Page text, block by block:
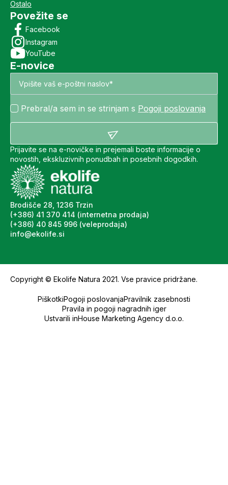
Ostalo
Povežite se
Facebook
Instagram
YouTube
E-novice
Prebral/a sem in se strinjam s Pogoji poslovanja
Prijavite se na e-novičke in prejemali boste informacije o
novostih, ekskluzivnih ponudbah in posebnih dogodkih.
Brodišče 28, 1236 Trzin
(+386) 41 370 414 (internetna prodaja)
(+386) 40 845 996 (veleprodaja)
info@ekolife.si
Copyright © Ekolife Natura 2021. Vse pravice pridržane.
PiškotkiPogoji poslovanjaPravilnik zasebnosti
Pravila in pogoji nagradnih iger
Ustvarili inHouse Marketing Agency d.o.o.